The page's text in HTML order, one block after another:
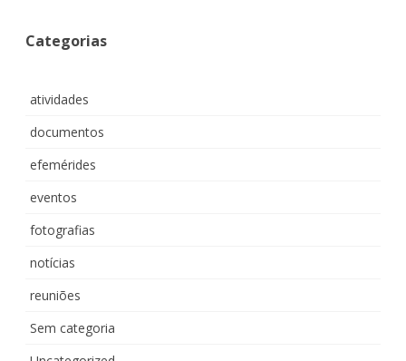
Categorias
atividades
documentos
efemérides
eventos
fotografias
notícias
reuniões
Sem categoria